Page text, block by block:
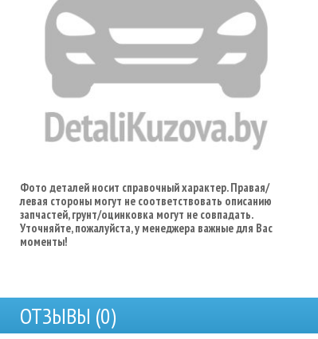
Фото деталей носит справочный характер. Правая/
левая стороны могут не соответствовать описанию
запчастей, грунт/оцинковка могут не совпадать.
Уточняйте, пожалуйста, у менеджера важные для Вас
моменты!
ОТЗЫВЫ (0)